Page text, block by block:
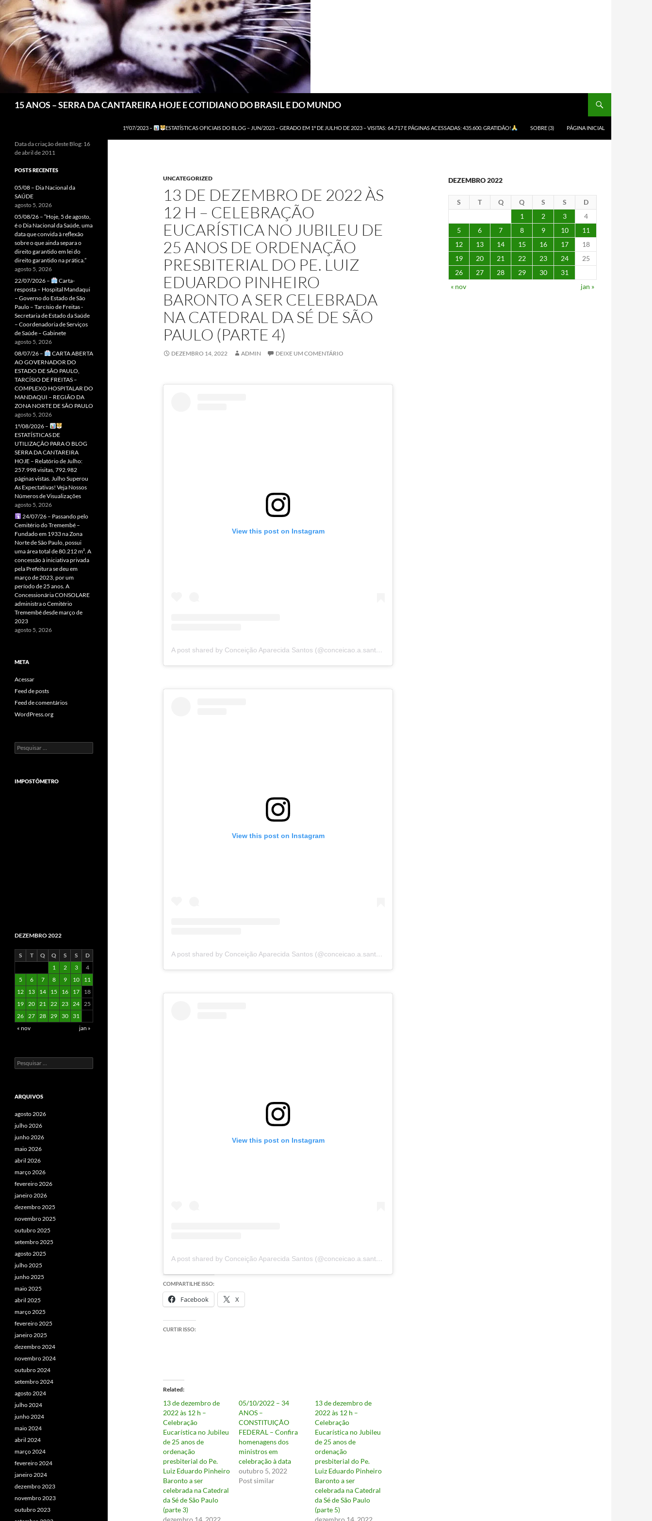
15 ANOS – SERRA DA CANTAREIRA HOJE E COTIDIANO DO BRASIL E DO MUNDO
1º/07/2023 – ESTATÍSTICAS OFICIAIS DO BLOG – JUN/2023 – GERADO EM 1º DE JULHO DE 2023 – VISITAS: 64.717 E PÁGINAS ACESSADAS: 435.600. GRATIDÃO! SOBRE (3) PÁGINA INICIAL
UNCATEGORIZED
13 DE DEZEMBRO DE 2022 ÀS
12 H – CELEBRAÇÃO
EUCARÍSTICA NO JUBILEU DE
25 ANOS DE ORDENAÇÃO
PRESBITERIAL DO PE. LUIZ
EDUARDO PINHEIRO
BARONTO A SER CELEBRADA
NA CATEDRAL DA SÉ DE SÃO
PAULO (PARTE 4)
DEZEMBRO 14, 2022 ADMIN DEIXE UM COMENTÁRIO
View this post on Instagram
A post shared by Conceição Aparecida Santos (@conceicao.a.santos)
View this post on Instagram
A post shared by Conceição Aparecida Santos (@conceicao.a.santos)
View this post on Instagram
A post shared by Conceição Aparecida Santos (@conceicao.a.santos)
COMPARTILHE ISSO:
Facebook X
CURTIR ISSO:
Related
13 de dezembro de
2022 às 12 h –
Celebração
Eucarística no Jubileu
de 25 anos de
ordenação
presbiterial do Pe.
Luiz Eduardo Pinheiro
Baronto a ser
celebrada na Catedral
da Sé de São Paulo
(parte 3)
dezembro 14, 2022
05/10/2022 – 34
ANOS –
CONSTITUIÇÃO
FEDERAL – Confira
homenagens dos
ministros em
celebração à data
outubro 5, 2022
Post similar
13 de dezembro de
2022 às 12 h –
Celebração
Eucarística no Jubileu
de 25 anos de
ordenação
presbiterial do Pe.
Luiz Eduardo Pinheiro
Baronto a ser
celebrada na Catedral
da Sé de São Paulo
(parte 5)
dezembro 14, 2022
DEZEMBRO 2022
S T Q Q S S
D
1
2 3
4
5
6 7 8 9 10
11
12
13 14 15 16 17
18
19
20 21 22 23 24
25
26
27 28 29 30
31
« nov
jan »
Data da criação deste Blog: 16
de abril de 2011
POSTS RECENTES
05/08 – Dia Nacional da
SAÚDE
agosto 5, 2026
05/08/26 – “Hoje, 5 de agosto,
é o Dia Nacional da Saúde, uma
data que convida à reflexão
sobre o que ainda separa o
direito garantido em lei do
direito garantido na prática.”
agosto 5, 2026
22/07/2026 –
Carta-
resposta – Hospital Mandaqui
– Governo do Estado de São
Paulo – Tarcísio de Freitas -
Secretaria de Estado da Saúde
– Coordenadoria de Serviços
de Saúde – Gabinete
agosto 5, 2026
08/07/26 –
CARTA ABERTA
AO GOVERNADOR DO
ESTADO DE SÃO PAULO,
TARCÍSIO DE FREITAS –
COMPLEXO HOSPITALAR DO
MANDAQUI – REGIÃO DA
ZONA NORTE DE SÃO PAULO
agosto 5, 2026
1º/08/2026 –
ESTATÍSTICAS DE
UTILIZAÇÃO PARA O BLOG
SERRA DA CANTAREIRA
HOJE – Relatório de Julho:
257.998 visitas, 792.982
páginas vistas. Julho Superou
As Expectativas! Veja Nossos
Números de Visualizações
agosto 5, 2026
24/07/26 – Passando pelo
Cemitério do Tremembé –
Fundado em 1933 na Zona
Norte de São Paulo, possui
uma área total de 80.212 m². A
concessão à iniciativa privada
pela Prefeitura se deu em
março de 2023, por um
período de 25 anos. A
Concessionária CONSOLARE
administra o Cemitério
Tremembé desde março de
2023
agosto 5, 2026
META
Acessar
Feed de posts
Feed de comentários
WordPress.org
Pesquisar
por:
IMPOSTÔMETRO
DEZEMBRO 2022
S T Q Q S S
D
1
2 3
4
5
6 7 8 9 10
11
12
13 14 15 16 17
18
19 20 21 22 23 24 25
26 27 28 29 30
31
« nov
jan »
Pesquisar
por:
ARQUIVOS
agosto 2026
julho 2026
junho 2026
maio 2026
abril 2026
março 2026
fevereiro 2026
janeiro 2026
dezembro 2025
novembro 2025
outubro 2025
setembro 2025
agosto 2025
julho 2025
junho 2025
maio 2025
abril 2025
março 2025
fevereiro 2025
janeiro 2025
dezembro 2024
novembro 2024
outubro 2024
setembro 2024
agosto 2024
julho 2024
junho 2024
maio 2024
abril 2024
março 2024
fevereiro 2024
janeiro 2024
dezembro 2023
novembro 2023
outubro 2023